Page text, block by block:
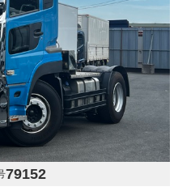
79152